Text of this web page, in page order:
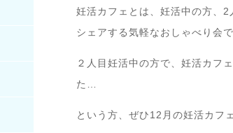
妊活カフェとは、妊活中の方、
シェアする気軽なおしゃべり会
２人目妊活中の方で、妊活カフ
た…
という方、ぜひ12月の妊活カフ